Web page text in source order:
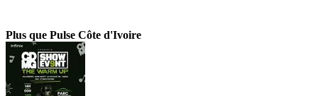
Plus que Pulse Côte d'Ivoire